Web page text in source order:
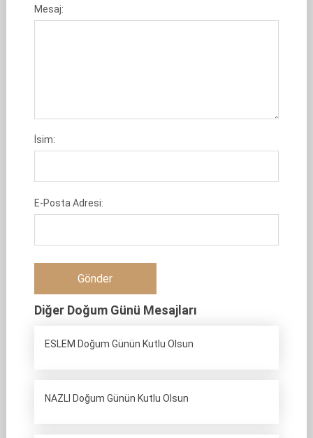
Mesaj:
İsim:
E-Posta Adresi:
Diğer Doğum Günü Mesajları
ESLEM Doğum Günün Kutlu Olsun
NAZLI Doğum Günün Kutlu Olsun